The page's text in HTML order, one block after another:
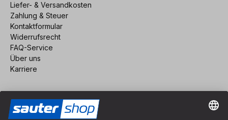
Liefer- & Versandkosten
Zahlung & Steuer
Kontaktformular
Widerrufsrecht
FAQ-Service
Über uns
Karriere